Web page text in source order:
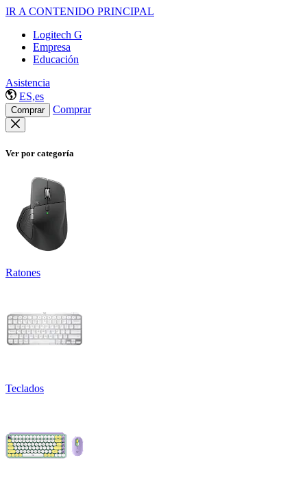
IR A CONTENIDO PRINCIPAL
Logitech G
Empresa
Educación
Asistencia
ES,es
Comprar Comprar
Ver por categoría
Ratones
Teclados